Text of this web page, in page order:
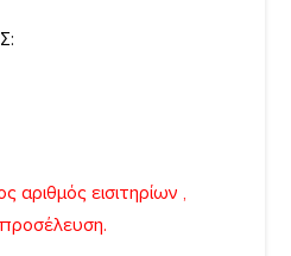
αριθμός εισιτηρίων ,